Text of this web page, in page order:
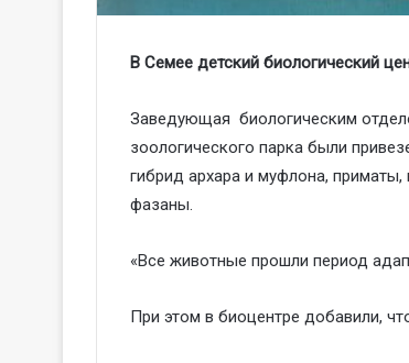
В Семее детский биологический
Заведующая биологическим
зоологического парка были
гибрид архара и муфлона,
фазаны.
«Все животные прошли период
При этом в биоцентре добавили,